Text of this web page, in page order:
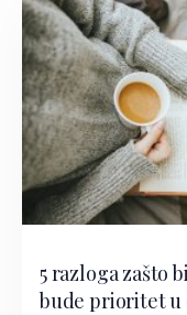
5 razloga zašto
bude prioritet u